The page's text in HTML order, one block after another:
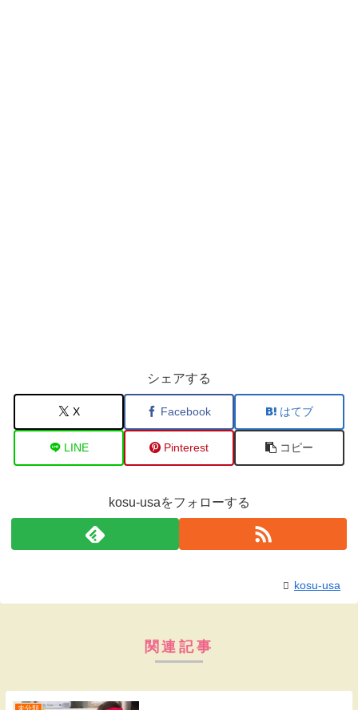
シェアする
X Facebook はてブ
LINE Pinterest コピー
kosu-usaをフォローする
kosu-usa
関連記事